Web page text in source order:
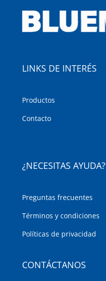
LINKS DE INTERÉS
Productos
Contacto
¿NECESITAS AYUDA?
Preguntas frecuentes
Términos y condiciones
Políticas de privacidad
CONTÁCTANOS